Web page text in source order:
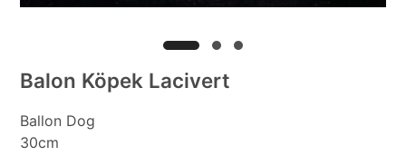
Balon Köpek Lacivert
Ballon Dog
30cm